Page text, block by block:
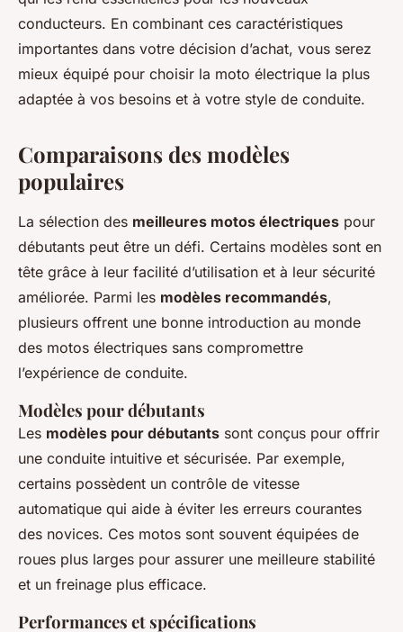
conducteurs. En combinant ces caractéristiques
importantes dans votre décision d’achat, vous serez
mieux équipé pour choisir la moto électrique la plus
adaptée à vos besoins et à votre style de conduite.
Comparaisons des modèles
populaires
La sélection des meilleures motos électriques pour
débutants peut être un défi. Certains modèles sont en
tête grâce à leur facilité d’utilisation et à leur sécurité
améliorée. Parmi les modèles recommandés,
plusieurs offrent une bonne introduction au monde
des motos électriques sans compromettre
l’expérience de conduite.
Modèles pour débutants
Les modèles pour débutants sont conçus pour offrir
une conduite intuitive et sécurisée. Par exemple,
certains possèdent un contrôle de vitesse
automatique qui aide à éviter les erreurs courantes
des novices. Ces motos sont souvent équipées de
roues plus larges pour assurer une meilleure stabilité
et un freinage plus efficace.
Performances et spécifications